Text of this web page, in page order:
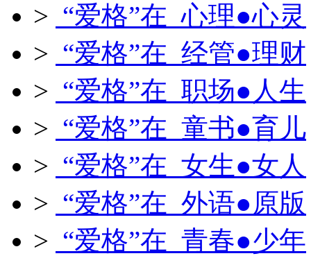
> “爱格”在 心理●心灵
> “爱格”在 经管●理财
> “爱格”在 职场●人生
> “爱格”在 童书●育儿
> “爱格”在 女生●女人
> “爱格”在 外语●原版
> “爱格”在 青春●少年